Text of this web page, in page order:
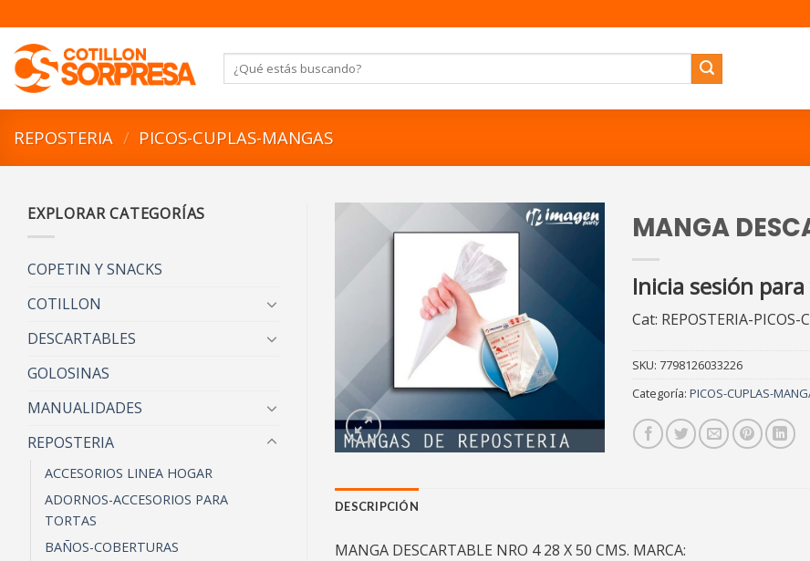
al
contenido
Buscar
por:
REPOSTERIA / PICOS-CUPLAS-MANGAS
EXPLORAR CATEGORÍAS
COPETIN Y SNACKS
COTILLON
DESCARTABLES
GOLOSINAS
MANUALIDADES
REPOSTERIA
ACCESORIOS LINEA HOGAR
ADORNOS-ACCESORIOS PARA
TORTAS
BAÑOS-COBERTURAS
MANGA
Inicia sesión
Cat: REPOSTERIA-PICOS-
SKU: 7798126033226
Categoría: PICOS-CUPLAS-
DESCRIPCIÓN
MANGA DESCARTABLE NRO 4 28 X 50 CMS. MARCA: